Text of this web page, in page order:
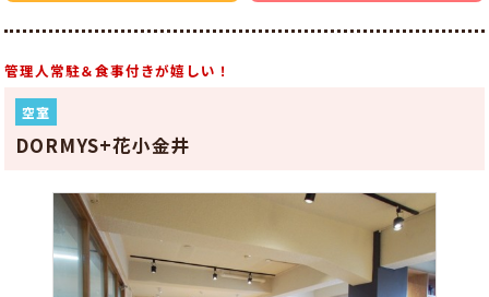
管理人常駐＆食事付きが嬉しい！
空室
DORMYS+花小金井